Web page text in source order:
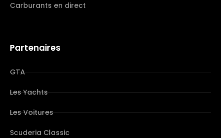
Carburants en direct
Partenaires
GTA
Les Yachts
Les Voitures
Scuderia Classic